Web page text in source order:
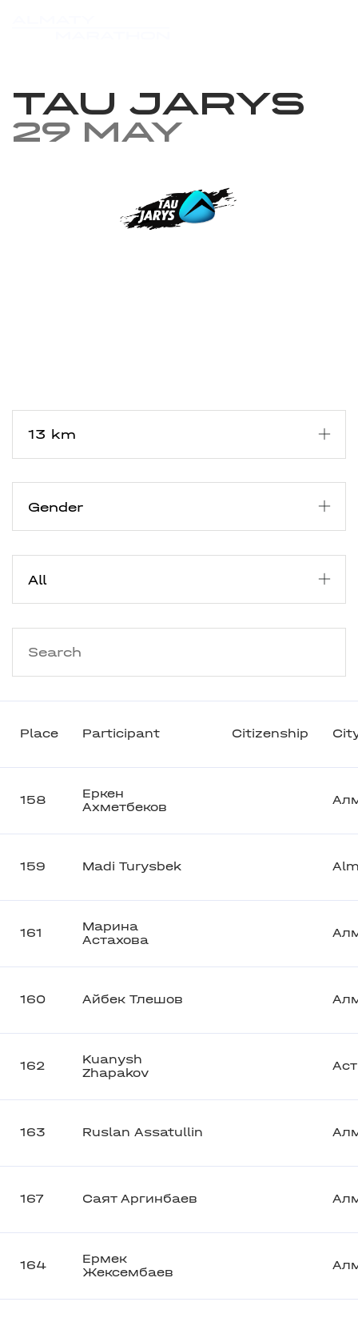
TAU JARYS
29 May
Place Participant Citizenship
158
Еркен
Ахметбеков
159 Madi Turysbek
161
Марина
Астахова
160 Айбек Тлешов
162
Kuanysh
Zhapakov
163 Ruslan Assatullin
167 Саят Аргинбаев
164
Ермек
Жексембаев